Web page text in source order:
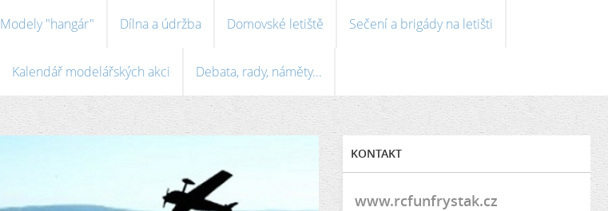
Modely "hangár" Dílna a údržba Domovské letiště Sečení a brigády na letišti
Kalendář modelářských akci Debata, rady, náměty...
KONTAKT
www.rcfunfrystak.cz